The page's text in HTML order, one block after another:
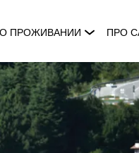
О ПРОЖИВАНИИ ПРО